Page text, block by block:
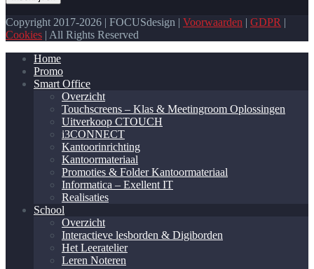
Copyright 2017-2026 | FOCUSdesign | Voorwaarden | GDPR |
Cookies | All Rights Reserved
Home
Promo
Smart Office
Overzicht
Touchscreens – Klas & Meetingroom Oplossingen
Uitverkoop CTOUCH
i3CONNECT
Kantoorinrichting
Kantoormateriaal
Promoties & Folder Kantoormateriaal
Informatica – Exellent IT
Realisaties
School
Overzicht
Interactieve lesborden & Digiborden
Het Leeratelier
Leren Noteren